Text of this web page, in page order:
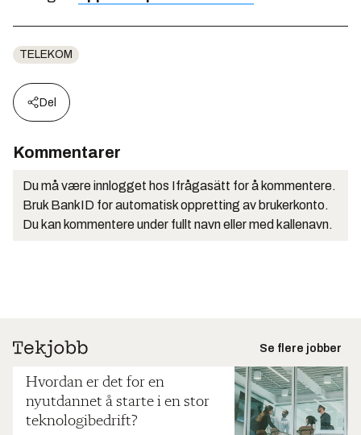
TELEKOM
Del
Kommentarer
Du må være innlogget hos Ifrågasätt for å kommentere.
Bruk BankID for automatisk oppretting av brukerkonto.
Du kan kommentere under fullt navn eller med kallenavn.
Se flere jobber
Hvordan er det for en
nyutdannet å starte i en stor
teknologibedrift?